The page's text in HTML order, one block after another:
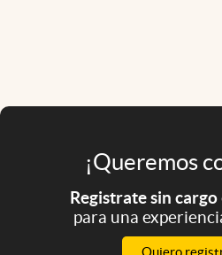
¡Queremos
Registrate sin cargo
para una
Quiero